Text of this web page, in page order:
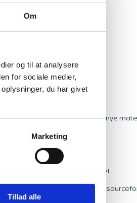
Om
og til at analysere
for sociale medier,
du har givet
Marketing
Tillad alle
(LCA)
miljøpåvirkning af de nye
fra nye materialer i projektet
ud fra CO₂-aftryk og